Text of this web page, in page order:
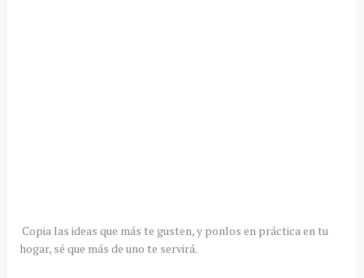
Copia las ideas que más te gusten, y ponlos en práctica en tu
hogar, sé que más de uno te servirá.